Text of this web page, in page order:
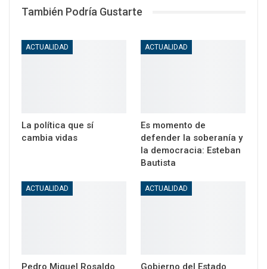
También Podría Gustarte
ACTUALIDAD
La política que sí
cambia vidas
ACTUALIDAD
Es momento de
defender la soberanía y
la democracia: Esteban
Bautista
ACTUALIDAD
Pedro Miguel Rosaldo
ACTUALIDAD
Gobierno del Estado